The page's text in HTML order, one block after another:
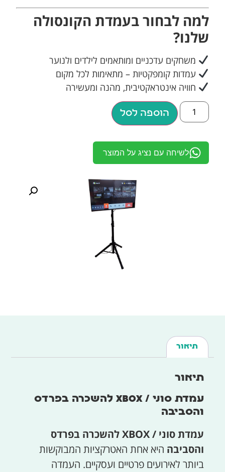
למה לבחור בעמדת הקונסולה
שלנו?
משחקים עדכניים ומותאמים לילדים ולנוער
עמדות קומפקטיות – מתאימות לכל מקום
חוויה אינטראקטיבית, מהנה ומעשירה
הוספה לסל
לשיחה עם נציג על המוצר
תיאור
תיאור
עמדת סוני / XBOX להשכרה בפרדס
והסביבה
עמדת סוני / XBOX להשכרה בפרדס
והסביבה היא אחת האטרקציות המבוקשות
ביותר לאירועים פרטיים ועסקיים. העמדה